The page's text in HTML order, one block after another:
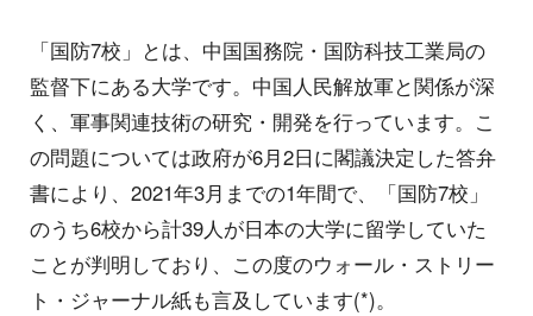
「国防7校」とは、中国国務院・国防科技工業局の
監督下にある大学です。中国人民解放軍と関係が深
く、軍事関連技術の研究・開発を行っています。こ
の問題については政府が6月2日に閣議決定した答弁
書により、2021年3月までの1年間で、「国防7校」
のうち6校から計39人が日本の大学に留学していた
ことが判明しており、この度のウォール・ストリー
ト・ジャーナル紙も言及しています(*)。